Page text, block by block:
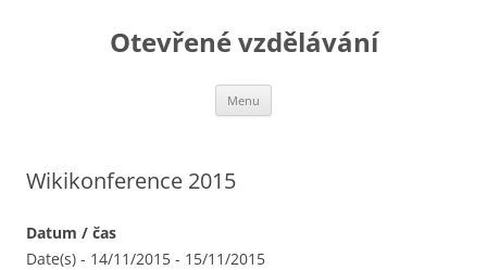
Otevřené vzdělávání
Menu
Wikikonference 2015
Datum / čas
Date(s) - 14/11/2015 - 15/11/2015